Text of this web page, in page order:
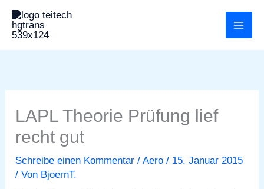
Zum
Inhalt
springen
LAPL Theorie Prüfung lief
recht gut
Schreibe einen Kommentar /Aero / 15. Januar 2015
/ Von BjoernT.